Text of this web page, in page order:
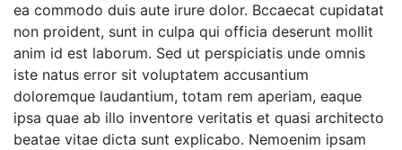
ea commodo duis aute irure dolor. Bccaecat cupidatat
non proident, sunt in culpa qui officia deserunt mollit
anim id est laborum. Sed ut perspiciatis unde omnis
iste natus error sit voluptatem accusantium
doloremque laudantium, totam rem aperiam, eaque
ipsa quae ab illo inventore veritatis et quasi architecto
beatae vitae dicta sunt explicabo. Nemoenim ipsam